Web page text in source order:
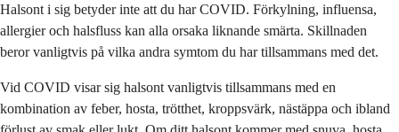
Halsont i sig betyder inte att du har COVID. Förkylning, influensa,
allergier och halsfluss kan alla orsaka liknande smärta. Skillnaden
beror vanligtvis på vilka andra symtom du har tillsammans med det.
Vid COVID visar sig halsont vanligtvis tillsammans med en
kombination av feber, hosta, trötthet, kroppsvärk, nästäppa och ibland